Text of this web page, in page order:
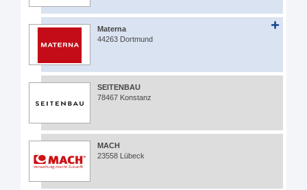
Materna
44263 Dortmund
SEITENBAU
78467 Konstanz
MACH
23558 Lübeck